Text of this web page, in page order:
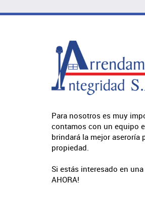
Para nosotros es muy
contamos con un equipo
brindará la mejor aseroría
propiedad.
Si estás interesado en una
AHORA!